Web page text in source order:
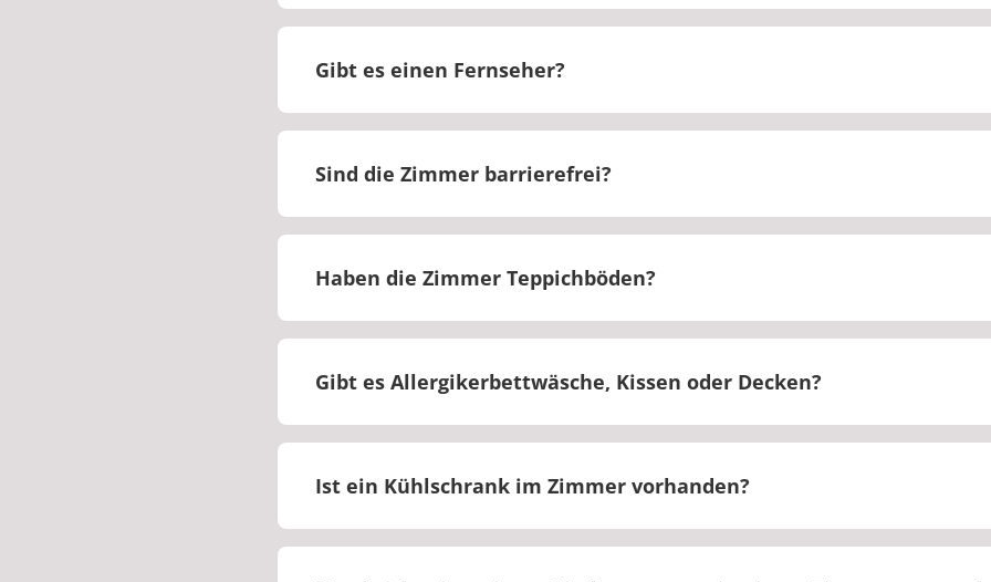
Nein, im Zimmer ist kein Safe vorhanden. Es gibt ein abschließbares
Zimmer.
Gibt es einen Fernseher?
Ja, die Zimmer sind mit einem Fernseher ausgestattet.
Sind die Zimmer barrierefrei?
Ja, barrierefreie Zimmer sind vorhanden.
Haben die Zimmer Teppichböden?
Die Zimmer sind mit Teppich oder PVC ausgestattet.
Gibt es Allergikerbettwäsche, Kissen oder Decken?
Ja, es gibt bei Bedarf Allergikerbettwäsche.
Ist ein Kühlschrank im Zimmer vorhanden?
Nein, es befindet sich kein Kühlschrank im Zimmer.